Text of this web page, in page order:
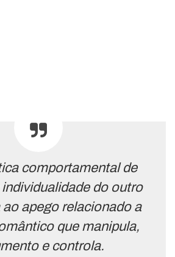
comportamental de
do outro
ao apego relacionado a
que manipula,
e controla.